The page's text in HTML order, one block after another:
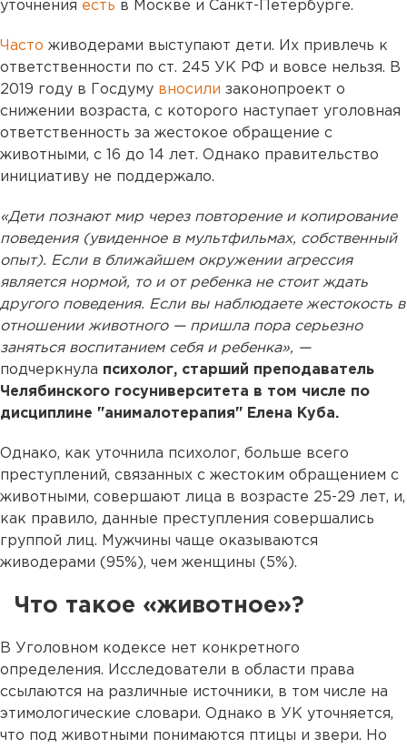
уточнения есть в Москве и Санкт-Петербурге.
Часто живодерами выступают дети. Их привлечь к
ответственности по ст. 245 УК РФ и вовсе нельзя. В
2019 году в Госдуму вносили законопроект о
снижении возраста, с которого наступает уголовная
ответственность за жестокое обращение с
животными, с 16 до 14 лет. Однако правительство
инициативу не поддержало.
«Дети познают мир через повторение и копирование
поведения (увиденное в мультфильмах, собственный
опыт). Если в ближайшем окружении агрессия
является нормой, то и от ребенка не стоит ждать
другого поведения. Если вы наблюдаете жестокость в
отношении животного — пришла пора серьезно
заняться воспитанием себя и ребенка», —
подчеркнула психолог, старший преподаватель
Челябинского госуниверситета в том числе по
дисциплине "анималотерапия" Елена Куба.
Однако, как уточнила психолог, больше всего
преступлений, связанных с жестоким обращением с
животными, совершают лица в возрасте 25-29 лет, и,
как правило, данные преступления совершались
группой лиц. Мужчины чаще оказываются
живодерами (95%), чем женщины (5%).
Что такое «животное»?
В Уголовном кодексе нет конкретного
определения. Исследователи в области права
ссылаются на различные источники, в том числе на
этимологические словари. Однако в УК уточняется,
что под животными понимаются птицы и звери. Но